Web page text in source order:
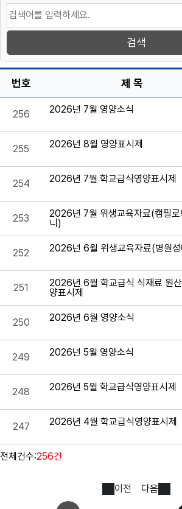
번호 제 목
256 2026년 7월 영양소식
255 2026년 8월 영양표시제
254 2026년 7월 학교급식영양표시제
253
2026년 7월 위생교육자료(캠필로
니)
252 2026년 6월 위생교육자료(병원성
251
2026년 6월 학교급식 식재료 원
양표시제
250 2026년 6월 영양소식
249 2026년 5월 영양소식
248 2026년 5월 학교급식영양표시제
247 2026년 4월 학교급식영양표시제
전체건수:256건
이전 다음